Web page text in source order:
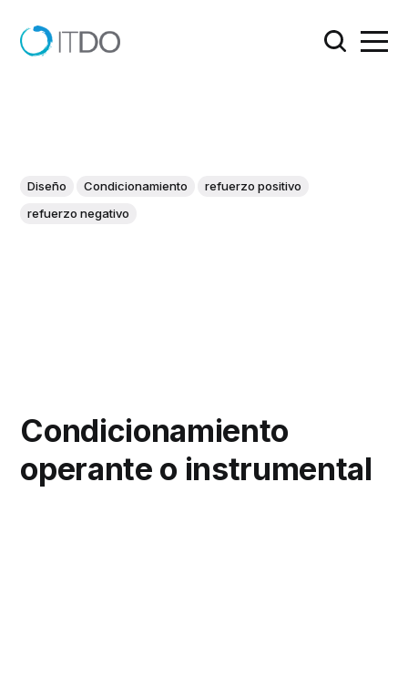
Diseño Condicionamiento
refuerzo positivo
refuerzo negativo
Condicionamiento
operante o instrumental